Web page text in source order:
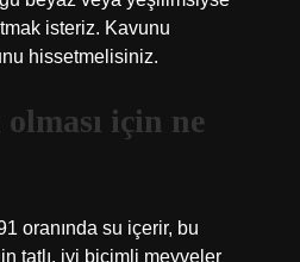
isteriz. Kavunu
hissetmelisiniz.
için ne
oranında su içerir, bu
tatlı, iyi biçimli meyveler